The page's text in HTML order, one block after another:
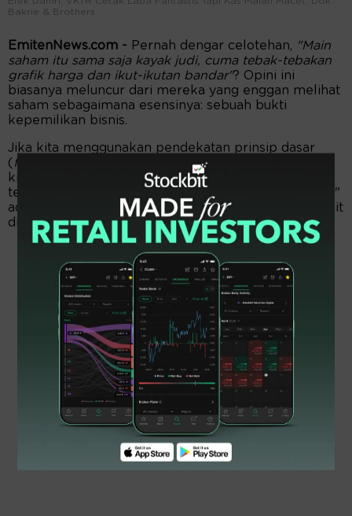
Bakrie & Brothers
EmitenNews.com - Pernah dengar celotehan, "Main
saham itu sama saja kayak judi, cuma tebak-tebakan
grafik harga dan ikut-ikutan bandar"? Opini ini
biasanya meluncur dari mereka yang enggan melihat
saham sebagaimana esensinya: sebuah bukti
kepemilikan bisnis.
Jika kita menggunakan pendekatan prinsip dasar
( first principles thinking
), berinvestasi saham berarti
kita sedang membeli sebuah mesin uang. Dan cara
terbaik untuk memastikan kita tidak sedang "berjudi"
adalah dengan melihat satu indikator yang paling sulit
dimanipulasi: arus kas.